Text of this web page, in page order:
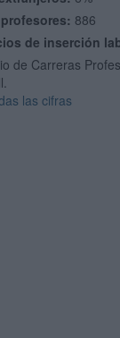
profesores: 886
de inserción
de Carreras
las cifras